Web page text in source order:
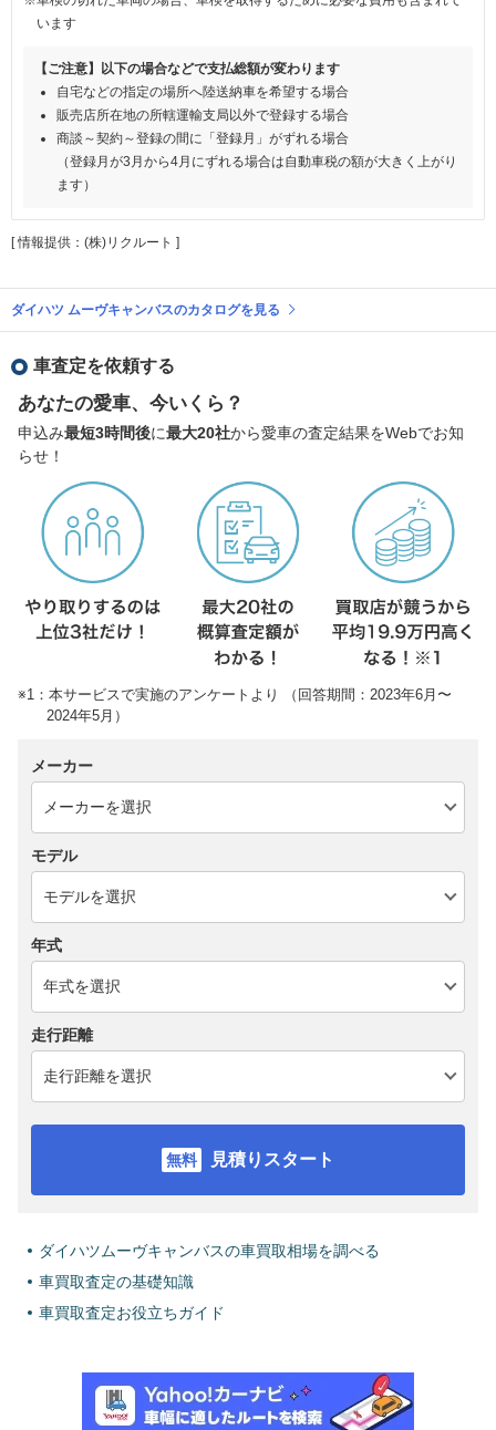
います
【ご注意】以下の場合などで支払総額が変わります
自宅などの指定の場所へ陸送納車を希望する場合
販売店所在地の所轄運輸支局以外で登録する場合
商談～契約～登録の間に「登録月」がずれる場合
（登録月が3月から4月にずれる場合は自動車税の額が大きく上がり
ます）
[ 情報提供：(株)リクルート ]
ダイハツ ムーヴキャンバスのカタログを見る
車査定を依頼する
あなたの愛車、今いくら？
申込み最短3時間後に最大20社から愛車の査定結果をWebでお知
らせ！
※1：本サービスで実施のアンケートより （回答期間：2023年6月〜
2024年5月）
メーカー
モデル
年式
走行距離
見積りスタート
ダイハツムーヴキャンバスの車買取相場を調べる
車買取査定の基礎知識
車買取査定お役立ちガイド